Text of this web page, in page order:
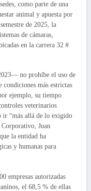
como parte de una
animal y apuesta por
de 2025, la
de cámaras,
en la carrera 32 #
no prohíbe el uso de
condiciones más estrictas
ejemplo, su tiempo
veterinarios
ir “más allá de lo exigido
Juan
la entidad ha
y humanas para
empresas autorizadas
el 68,5 % de ellas